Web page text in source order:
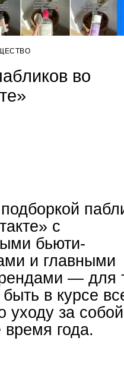
во
с
бьюти-
и главными
— для
быть в курсе
уходу за
года.